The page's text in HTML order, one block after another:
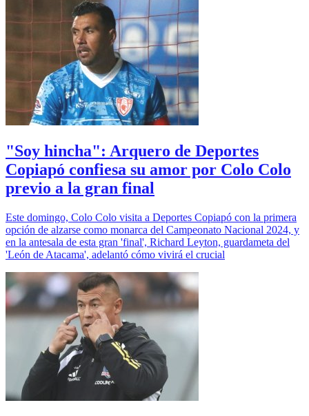
"Soy hincha": Arquero de Deportes
Copiapó confiesa su amor por Colo Colo
previo a la gran final
Este domingo, Colo Colo visita a Deportes Copiapó con la primera
opción de alzarse como monarca del Campeonato Nacional 2024, y
en la antesala de esta gran 'final', Richard Leyton, guardameta del
'León de Atacama', adelantó cómo vivirá el crucial